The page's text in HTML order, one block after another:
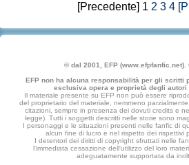
[Precedente] 1 2 3 4
© dal 2001, EFP (www.efpfanfic.net).
EFP non ha alcuna responsabilità per gli scritti
esclusiva opera e proprietà degli autori
Il materiale presente su EFP non può essere
del proprietario del materiale, nemmeno
citazioni, sempre in presenza dei dovuti credits e
legge). Tutti i soggetti descritti nelle storie sono
I personaggi e le situazioni presenti nelle fanfic di
alcun fine di lucro e nel rispetto dei rispettivi
I detentori dei diritti di copyright sfruttati nelle
l'immediata cessazione dell'utilizzo del loro
adeguatamente supportata da